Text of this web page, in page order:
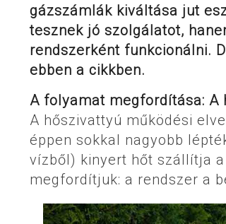
gázszámlák kiváltása jut
tesznek jó szolgálatot,
rendszerként funkcionálni.
ebben a cikkben.
A folyamat megfordítása: A
A hőszivattyú működési
éppen sokkal nagyobb
vízből) kinyert hőt szállítja
megfordítjuk: a rendszer a